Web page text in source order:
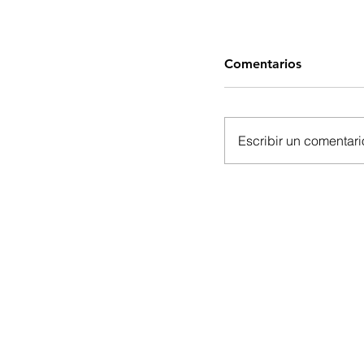
Comentarios
Escribir un